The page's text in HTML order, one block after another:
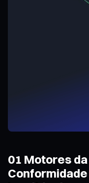
01 Motores